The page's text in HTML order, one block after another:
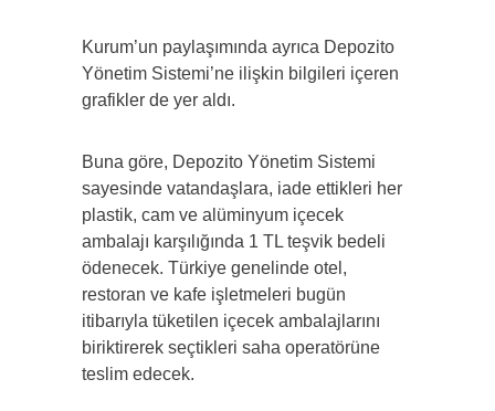
Kurum’un paylaşımında ayrıca Depozito
Yönetim Sistemi’ne ilişkin bilgileri içeren
grafikler de yer aldı.
Buna göre, Depozito Yönetim Sistemi
sayesinde vatandaşlara, iade ettikleri her
plastik, cam ve alüminyum içecek
ambalajı karşılığında 1 TL teşvik bedeli
ödenecek. Türkiye genelinde otel,
restoran ve kafe işletmeleri bugün
itibarıyla tüketilen içecek ambalajlarını
biriktirerek seçtikleri saha operatörüne
teslim edecek.